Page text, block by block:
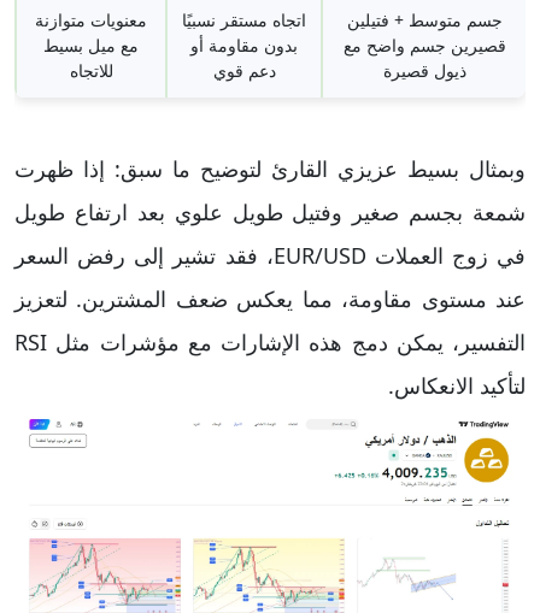
جسم متوسط + فتيلين
قصيرين جسم واضح مع
ذيول قصيرة
اتجاه مستقر نسبيًا
بدون مقاومة أو
دعم قوي
معنويات متوازنة
مع ميل بسيط
للاتجاه
وبمثال بسيط عزيزي القارئ لتوضيح ما سبق: إذا ظهرت
شمعة بجسم صغير وفتيل طويل علوي بعد ارتفاع طويل
في زوج العملات EUR/USD، فقد تشير إلى رفض السعر
عند مستوى مقاومة، مما يعكس ضعف المشترين. لتعزيز
التفسير، يمكن دمج هذه الإشارات مع مؤشرات مثل RSI
لتأكيد الانعكاس.